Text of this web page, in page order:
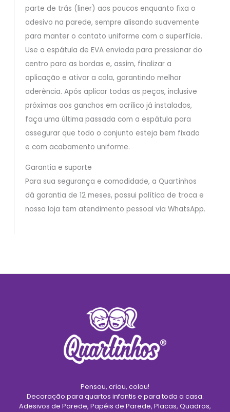
parte de trás (liner) aos poucos enquanto fixa o
adesivo na parede, sempre alisando suavemente
para manter o contato uniforme com a superfície.
Use a espátula de EVA enviada para pressionar do
centro para as bordas e, assim, finalizar a
aplicação e ativar a cola, garantindo melhor
aderência. Após aplicar todas as peças, inclusive
próximas aos ganchos em acrílico já instalados,
faça uma última passada com a espátula para
assegurar que todo o conjunto esteja bem fixado
e com acabamento uniforme.
Garantia e suporte
Para sua segurança e comodidade, a Quartinhos
dá garantia de 12 meses, possui política de troca e
nossa loja tem atendimento pessoal via WhatsApp.
Pensou, criou, colou!
Decoração para quartos infantis e para toda a casa.
Adesivos de Parede, Papéis de Parede, Placas, Quadros,